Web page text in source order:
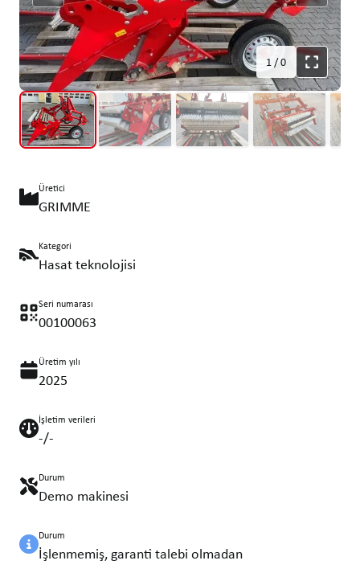
1/0
Üretici
GRIMME
Kategori
Hasat teknolojisi
Seri numarası
00100063
Üretim yılı
2025
İşletim verileri
-/-
Durum
Demo makinesi
Durum
İşlenmemiş, garanti talebi olmadan